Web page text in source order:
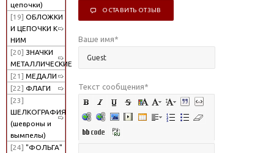
цепочки)
[19] ОБЛОЖКИ
И ЦЕПОЧКИ К
НИМ
[20] ЗНАЧКИ
МЕТАЛЛИЧЕСКИЕ
[21] МЕДАЛИ
[22] ФЛАГИ
[23]
ШЕЛКОГРАФИЯ
(шевроны и
вымпелы)
[24] "ФОЛЬГА"
ОСТАВИТЬ ОТЗЫВ
Ваше имя*
Текст сообщения*